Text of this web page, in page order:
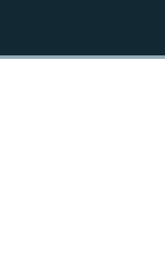
ՍՊՈՐՏ